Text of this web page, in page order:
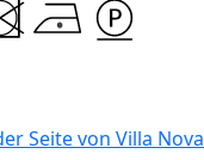
Seite von Villa Nova